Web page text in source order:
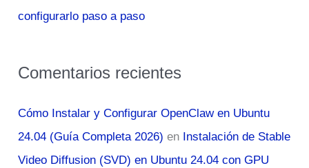
configurarlo paso a paso
Comentarios recientes
Cómo Instalar y Configurar OpenClaw en Ubuntu
24.04 (Guía Completa 2026) en Instalación de Stable
Video Diffusion (SVD) en Ubuntu 24.04 con GPU